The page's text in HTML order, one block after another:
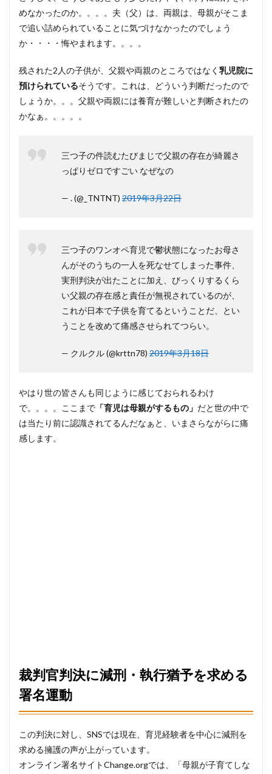
めなかったのか。。。。夫（父）は、両親は、母親がそこま
で追い詰められていることに気づけなかったのでしょう
か・・・・悔やまれます。。。。
残された2人の子供が、父親や両親のところではなく 乳児院に
預けられているそうです。これは、どういう判断だったので
しょうか。。。父親や両親には養育が難しいと判断されたの
かなぁ。。。。。
三つ子の件読むたびまじで父親の存在が綺麗さ
っぱりゼロですごい なぜなの
— . (@_TNTNT) 2019年3月22日
三つ子のワンオペ育児で鬱状態になったお母さ
んがそのうちの一人を死なせてしまった事件、
実刑判決が出たことに加え、びっくりするくら
い父親の存在感と責任が無視されているのが、
これが日本で子供を育てるということだ、とい
うことを改めて痛感させられてつらい。
— クルクル (@krttn78) 2019年3月18日
やはり世の皆さんも同じように感じておられるわけ
で。。。。ここまで 「育児は母親がするもの」 だと世の中で
は当たり前に認識されてるんだなぁと、いまさらながらに痛
感します。
裁判官判決に減刑・執行猶予を求める
署名運動
この判決に対し、SNSでは現在、育児経験者を中心に減刑を
求める擁護の声が上がっています。
オンライン署名サイトChange.orgでは、「母親が子育てしな